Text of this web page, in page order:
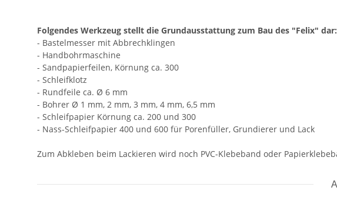
Folgendes Werkzeug stellt die Grundausstattung zum Bau des "Felix" dar:
- Bastelmesser mit Abbrechklingen
- Handbohrmaschine
- Sandpapierfeilen, Körnung ca. 300
- Schleifklotz
- Rundfeile ca. Ø 6 mm
- Bohrer Ø 1 mm, 2 mm, 3 mm, 4 mm, 6,5 mm
- Schleifpapier Körnung ca. 200 und 300
- Nass-Schleifpapier 400 und 600 für Porenfüller, Grundierer und Lack
Zum Abkleben beim Lackieren wird noch PVC-Klebeband oder